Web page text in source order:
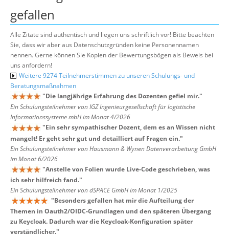
gefallen
Alle Zitate sind authentisch und liegen uns schriftlich vor! Bitte beachten
Sie, dass wir aber aus Datenschutzgründen keine Personennamen
nennen. Gerne können Sie Kopien der Bewertungsbögen als Beweis bei
uns anfordern!
Weitere 9274 Teilnehmerstimmen zu unseren Schulungs- und
Beratungsmaßnahmen
"Die langjährige Erfahrung des Dozenten gefiel mir."
Ein Schulungsteilnehmer von IGZ Ingenieurgesellschaft für logistische
Informationssysteme mbH im Monat 4/2026
"Ein sehr sympathischer Dozent, dem es an Wissen nicht
mangelt! Er geht sehr gut und detailliert auf Fragen ein."
Ein Schulungsteilnehmer von Hausmann & Wynen Datenverarbeitung GmbH
im Monat 6/2026
"Anstelle von Folien wurde Live-Code geschrieben, was
ich sehr hilfreich fand."
Ein Schulungsteilnehmer von dSPACE GmbH im Monat 1/2025
"Besonders gefallen hat mir die Aufteilung der
Themen in Oauth2/OIDC-Grundlagen und den späteren Übergang
zu Keycloak. Dadurch war die Keycloak-Konfiguration später
verständlicher."